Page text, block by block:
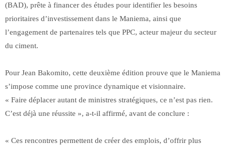
(BAD), prête à financer des études pour identifier les besoins
prioritaires d’investissement dans le Maniema, ainsi que
l’engagement de partenaires tels que PPC, acteur majeur du secteur
du ciment.
Pour Jean Bakomito, cette deuxième édition prouve que le Maniema
s’impose comme une province dynamique et visionnaire.
« Faire déplacer autant de ministres stratégiques, ce n’est pas rien.
C’est déjà une réussite », a-t-il affirmé, avant de conclure :
« Ces rencontres permettent de créer des emplois, d’offrir plus